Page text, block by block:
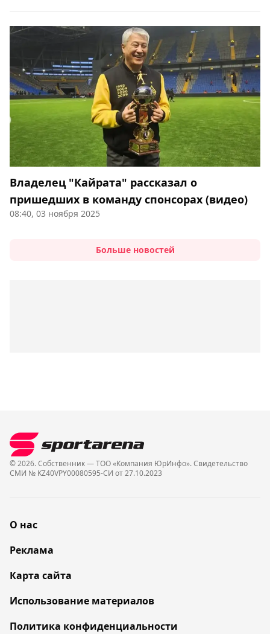
Владелец "Кайрата" рассказал о
пришедших в команду спонсорах (видео)
08:40, 03 ноября 2025
Больше новостей
© 2026. Собственник — ТОО «Компания ЮрИнфо». Cвидетельство
СМИ № KZ40VPY00080595-СИ от 27.10.2023
О нас
Реклама
Карта сайта
Использование материалов
Политика конфиденциальности